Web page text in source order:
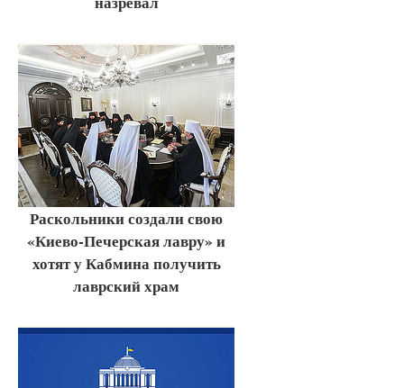
Раскольники создали свою
«Киево-Печерская лавру» и
хотят у Кабмина получить
лаврский храм